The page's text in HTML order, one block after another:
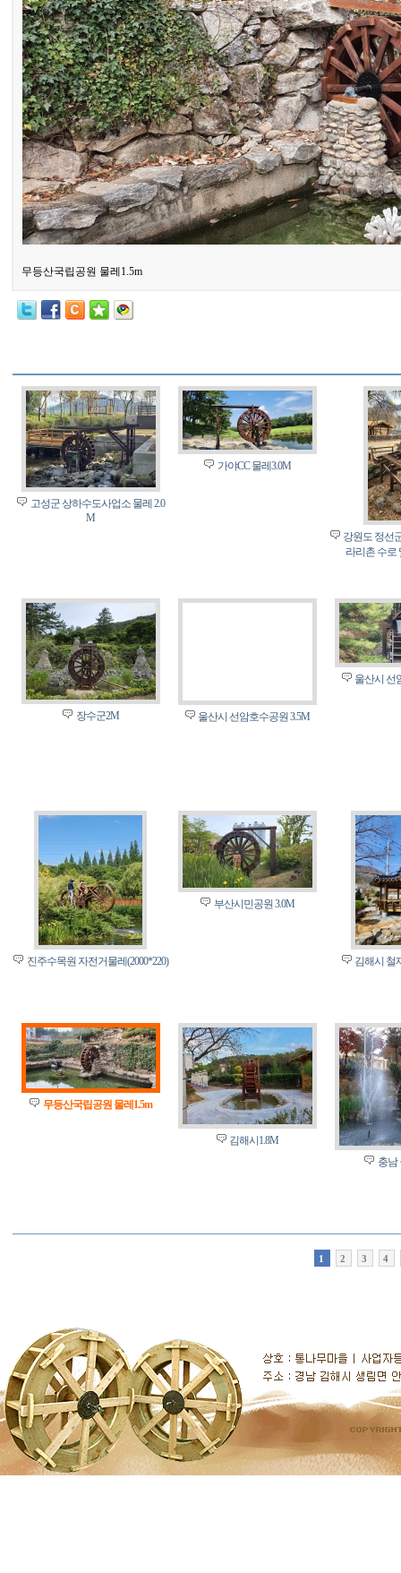
무등산국립공원 물레1.5m
고성군 상하수도사업소 물레 2.0
M
가야CC 물레3.0M
강원도 정선
라리촌 수로
장수군2M 울산시 선암호수공원 3.5M
울산시 선
진주수목원 자전거물레(2000*220)
부산시민공원 3.0M
김해시 철
무등산국립공원 물레1.5m
김해시1.8M
충남
1 2 3 4